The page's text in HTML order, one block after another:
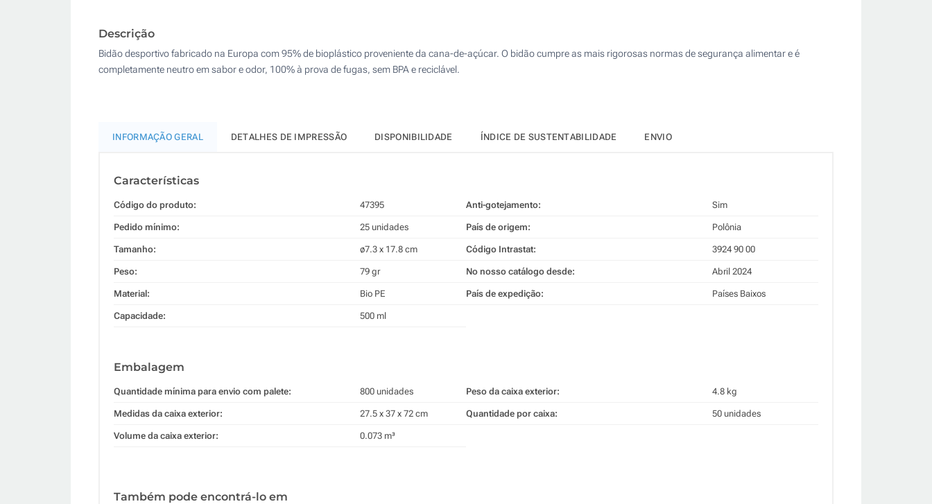
Impressão digital (Impressão circular)
250
Descrição
Bidão desportivo fabricado na Europa com 95% de bioplástico proveniente da cana-de-açúcar. O bidão cumpre as mais rigorosas normas de segurança alimentar e é
completamente neutro em sabor e odor, 100% à prova de fugas, sem BPA e reciclável.
INFORMAÇÃO GERAL DETALHES DE IMPRESSÃO DISPONIBILIDADE ÍNDICE DE SUSTENTABILIDADE ENVIO
Características
Código do produto: 47395
Pedido mínimo: 25 unidades
Tamanho: ø7.3 x 17.8 cm
Peso: 79 gr
Material: Bio PE
Capacidade: 500 ml
Anti-gotejamento: Sim
País de origem: Polônia
Código Intrastat: 3924 90 00
No nosso catálogo desde: Abril 2024
País de expedição: Países Baixos
Embalagem
Quantidade mínima para envio com palete: 800 unidades
Medidas da caixa exterior: 27.5 x 37 x 72 cm
Volume da caixa exterior: 0.073 m³
Peso da caixa exterior: 4.8 kg
Quantidade por caixa: 50 unidades
Também pode encontrá-lo em